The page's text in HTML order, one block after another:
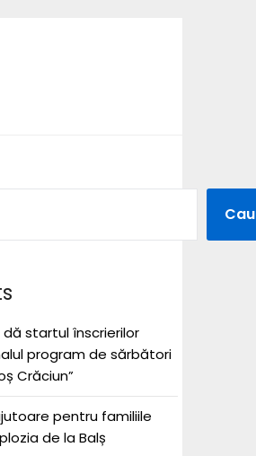
dă startul înscrierilor
program de sărbători
Crăciun”
pentru familiile
de la Balș